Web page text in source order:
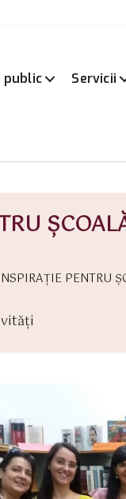
public Servicii
PENTRU